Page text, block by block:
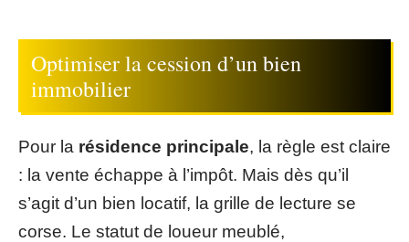
Optimiser la cession d’un bien
immobilier
Pour la résidence principale, la règle est claire
: la vente échappe à l’impôt. Mais dès qu’il
s’agit d’un bien locatif, la grille de lecture se
corse. Le statut de loueur meublé,